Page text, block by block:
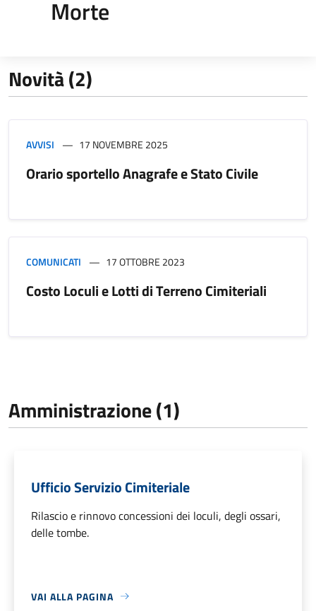
Morte
Novità (2)
AVVISI 17 NOVEMBRE 2025
Orario sportello Anagrafe e Stato Civile
COMUNICATI 17 OTTOBRE 2023
Costo Loculi e Lotti di Terreno Cimiteriali
Amministrazione (1)
Ufficio Servizio Cimiteriale
Rilascio e rinnovo concessioni dei loculi, degli ossari,
delle tombe.
VAI ALLA PAGINA